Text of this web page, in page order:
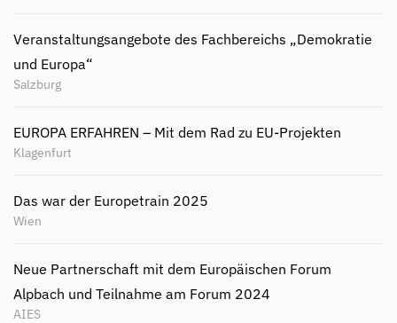
Veranstaltungsangebote des Fachbereichs „Demokratie
und Europa“
Salzburg
EUROPA ERFAHREN – Mit dem Rad zu EU-Projekten
Klagenfurt
Das war der Europetrain 2025
Wien
Neue Partnerschaft mit dem Europäischen Forum
Alpbach und Teilnahme am Forum 2024
AIES